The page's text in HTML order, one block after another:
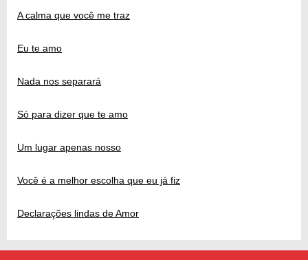
A calma que você me traz
Eu te amo
Nada nos separará
Só para dizer que te amo
Um lugar apenas nosso
Você é a melhor escolha que eu já fiz
Declarações lindas de Amor